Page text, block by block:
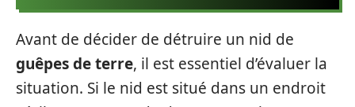
Avant de décider de détruire un nid de
guêpes de terre, il est essentiel d’évaluer la
situation. Si le nid est situé dans un endroit